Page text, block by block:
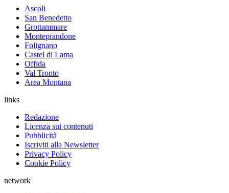
Ascoli
San Benedetto
Grottammare
Monteprandone
Folignano
Castel di Lama
Offida
Val Tronto
Area Montana
links
Redazione
Licenza sui contenuti
Pubblicità
Iscriviti alla Newsletter
Privacy Policy
Cookie Policy
network